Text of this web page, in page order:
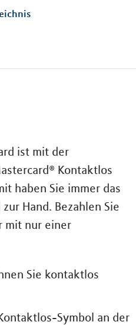
ist mit der
Kontaktlos
haben Sie immer das
Hand. Bezahlen Sie
mit nur einer
Sie kontaktlos
Symbol an der